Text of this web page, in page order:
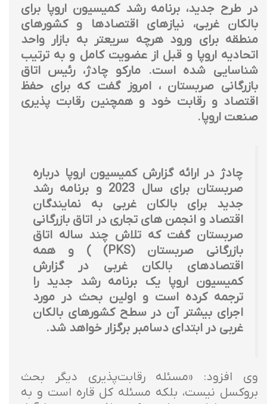
در طرح جدید، برنامه رشد کمیسیون اروپا برای
بالکان غربی، نیازهای اقتصادها و کشورهای
منطقه برای ورود هرچه سریعتر به بازار واحد
اتحادیه اروپا و قبل از عضویت کامل و به ترتیب
شناسایی شده است. مارکو چادژ، رئیس اتاق
بازرگانی صربستان ، امروز گفت که برای حفظ
اقتصاد و رقابت خود و همچنین رقابت پذیری
صنعت اروپا.
چادژ در ارائه گزارش کمیسیون اروپا درباره
صربستان برای سال 2023 و برنامه رشد
جدید برای بالکان غربی به نمایندگان
اقتصاد و انجمن های تجاری در اتاق بازرگانی
صربستان گفت که تلاش چند ساله اتاق
بازرگانی صربستان (PKS) ) و همه
اقتصادهای بالکان غربی در گزارش
کمیسیون اروپا یک برنامه رشد جدید را
ترجمه کرده است و اولین بحث در مورد
اجرای بیشتر آن در سطح کشورهای بالکان
غربی در ابتدای دسامبر برگزار خواهد شد.
وی افزود: «مسئله رقابت‌پذیری دیگر بحث
بروکسل نیست، بلکه مسئله کل قاره است و به